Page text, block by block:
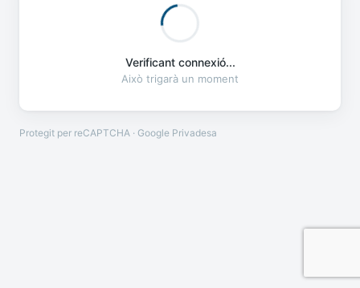
Verificant connexió...
Això trigarà un moment
Protegit per reCAPTCHA · Google Privadesa